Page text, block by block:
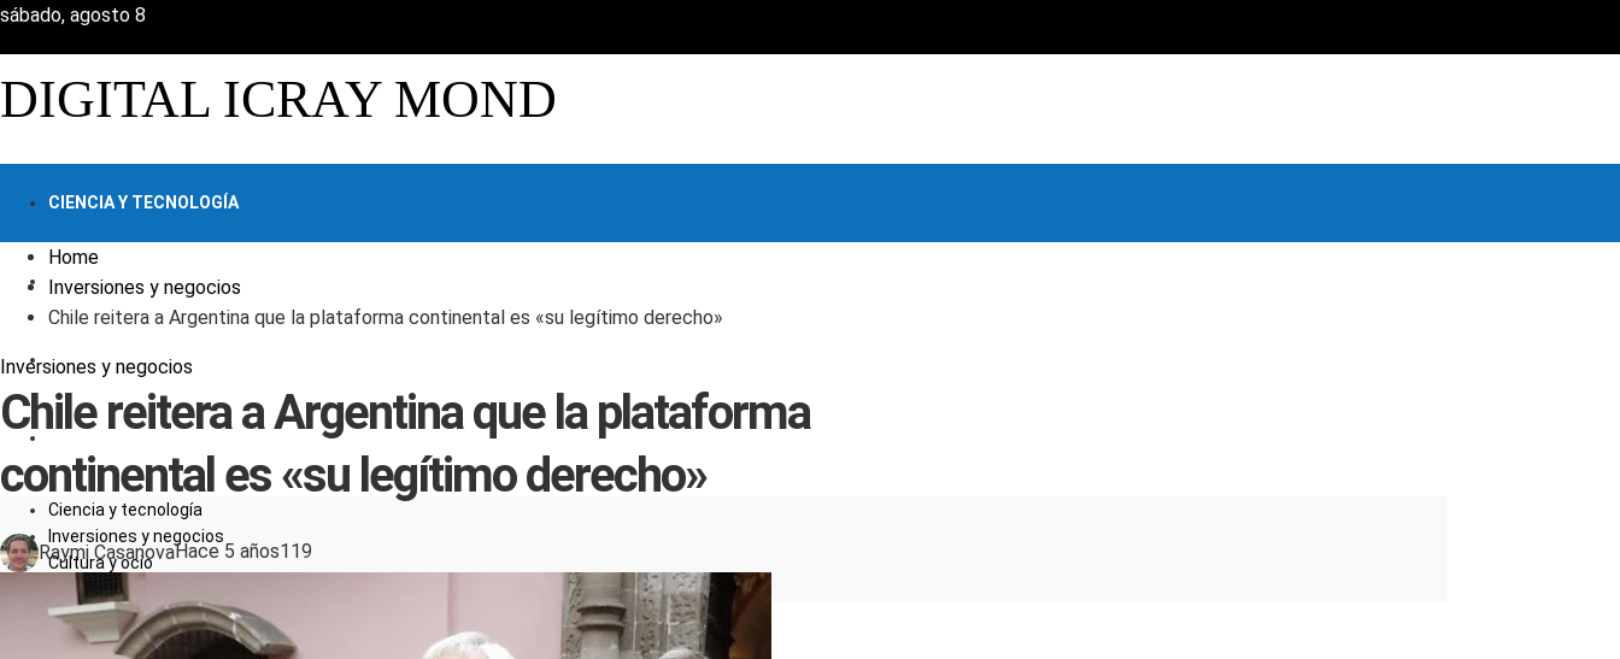
sábado, agosto 8
DIGITAL ICRAY MOND
CIENCIA Y TECNOLOGÍA
INVERSIONES Y NEGOCIOS
CULTURA Y OCIO
Ciencia y tecnología
Inversiones y negocios
Cultura y ocio
Responsabilidad Social
Home
Inversiones y negocios
Chile reitera a Argentina que la plataforma continental es «su legítimo derecho»
Inversiones y negocios
Chile reitera a Argentina que la plataforma
continental es «su legítimo derecho»
Raymi CasanovaHace 5 años119